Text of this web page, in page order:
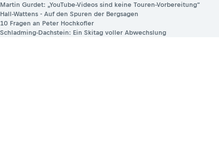
Martin Gurdet: „YouTube-Videos sind keine Touren-Vorbereitung“
Hall-Wattens - Auf den Spuren der Bergsagen
10 Fragen an Peter Hochkofler
Schladming-Dachstein: Ein Skitag voller Abwechslung